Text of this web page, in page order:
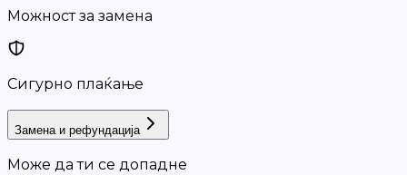
Можност за замена
Сигурно плаќање
Замена и рефундација
Може да ти се допадне